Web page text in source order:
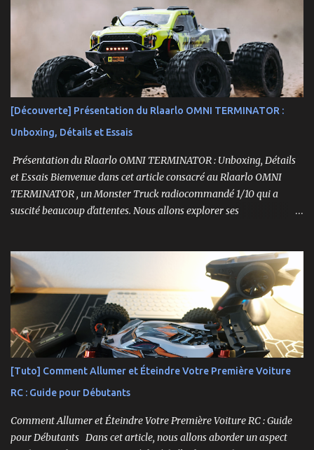
[Découverte] Présentation du Rlaarlo OMNI TERMINATOR :
Unboxing, Détails et Essais
Présentation du Rlaarlo OMNI TERMINATOR : Unboxing, Détails
et Essais Bienvenue dans cet article consacré au Rlaarlo OMNI
TERMINATOR , un Monster Truck radiocommandé 1/10 qui a
suscité beaucoup d'attentes. Nous allons explorer ses
distingue par son prix attractif et ses fonctionnalités intéressantes,
et nous allons examiner tout cela en profondeur. ----------------
------------------------- Lien affilié Aliexpress 👉​
https://s.click.aliexpress.com/e/_c3IM84VZ -- -------------------
----------------------
[Tuto] Comment Allumer et Éteindre Votre Première Voiture
RC : Guide pour Débutants
Comment Allumer et Éteindre Votre Première Voiture RC : Guide
pour Débutants Dans cet article, nous allons aborder un aspect